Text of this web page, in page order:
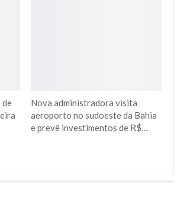
de
Nova administradora visita
aeroporto no sudoeste da Bahia
e prevê investimentos de R$…